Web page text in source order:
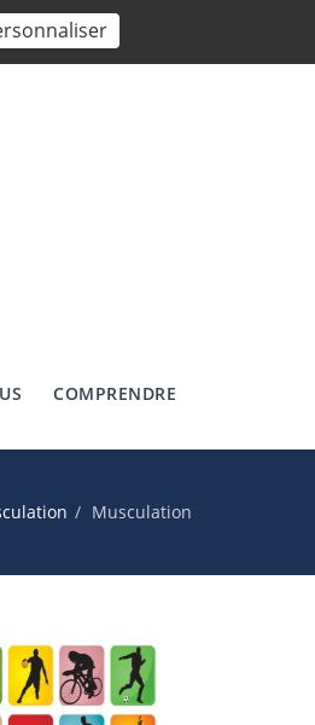
COMPRENDRE
Musculation